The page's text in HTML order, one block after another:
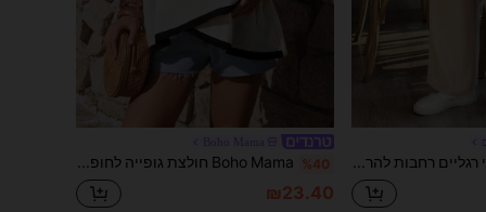
SHEIN מכנסי רגליים רחבות להריון משוחררות, אביב/קיץ %40 Boho Mama חולצת גופייה לחופשה לנשים בהריון עם צווארון הולטר, חיתוך אסימטרי ושילוב צבעים
₪23.40